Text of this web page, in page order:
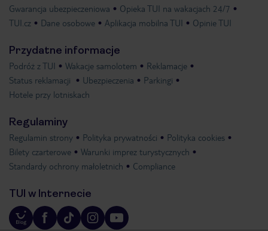
Gwarancja ubezpieczeniowa
Opieka TUI na wakacjach 24/7
TUI.cz
Dane osobowe Aplikacja mobilna TUI Opinie TUI
Przydatne informacje
Podróż z TUI Wakacje samolotem
Reklamacje
Status reklamacji
Ubezpieczenia
Parkingi
Hotele przy lotniskach
Regulaminy
Regulamin strony Polityka prywatności
Polityka cookies
Bilety czarterowe
Warunki imprez turystycznych
Standardy ochrony małoletnich
Compliance
TUI w Internecie